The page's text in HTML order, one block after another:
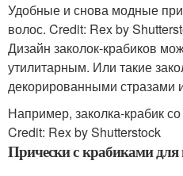
Удобные и снова модные
волос. Credit: Rex by
Дизайн заколок-крабиков
утилитарным. Или такие
декорированными стразами
Например, заколка-крабик
Credit: Rex by Shutterstock
Прически с крабиками